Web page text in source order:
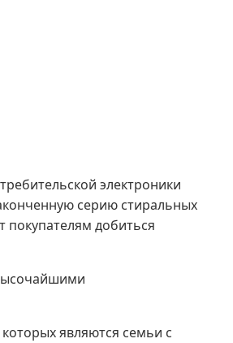
электроники
серию стиральных
добиться
являются семьи с